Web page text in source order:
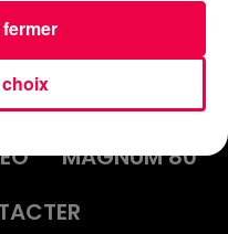
PODCASTS
MAGNUM 80